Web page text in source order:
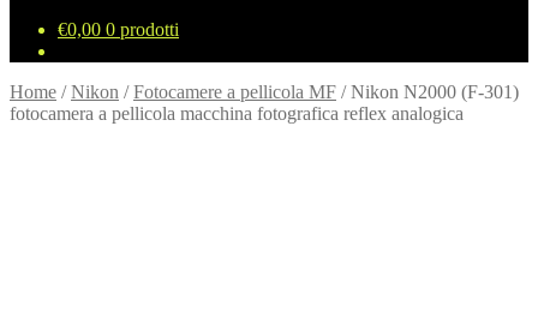
€0,00 0 prodotti
Home /Nikon /Fotocamere a pellicola MF /Nikon N2000 (F-301)
fotocamera a pellicola macchina fotografica reflex analogica